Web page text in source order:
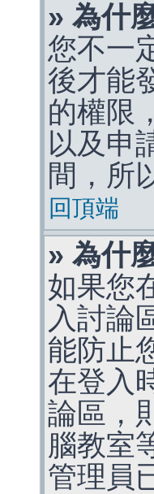
» 為什
您不一
後才能
的權限
以及申
間，所
回頂端
» 為什
如果您
入討論
能防止
在登入
論區，
腦教室
管理員